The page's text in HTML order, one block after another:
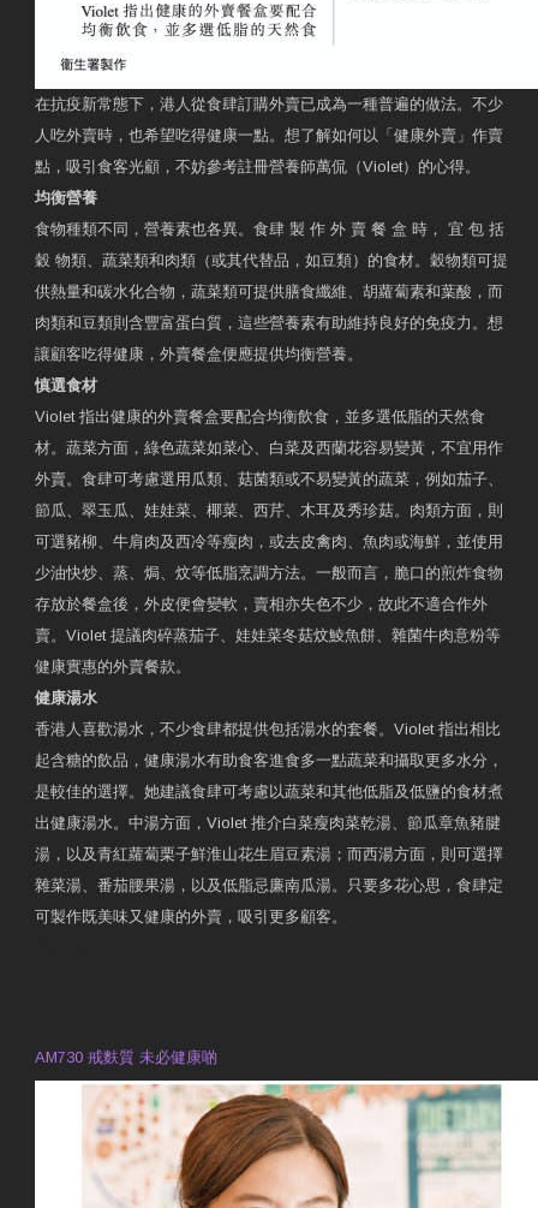
在抗疫新常態下，港人從食肆訂購外賣已成為一種普遍的做法。不少
人吃外賣時，也希望吃得健康一點。想了解如何以「健康外賣」作賣
點，吸引食客光顧，不妨參考註冊營養師萬侃（Violet）的心得。
均衡營養
食物種類不同，營養素也各異。食肆 製 作 外 賣 餐 盒 時， 宜 包 括
穀 物類、蔬菜類和肉類（或其代替品，如豆類）的食材。穀物類可提
供熱量和碳水化合物，蔬菜類可提供膳食纖維、胡蘿蔔素和葉酸，而
肉類和豆類則含豐富蛋白質，這些營養素有助維持良好的免疫力。想
讓顧客吃得健康，外賣餐盒便應提供均衡營養。
慎選食材
Violet 指出健康的外賣餐盒要配合均衡飲食，並多選低脂的天然食
材。蔬菜方面，綠色蔬菜如菜心、白菜及西蘭花容易變黃，不宜用作
外賣。食肆可考慮選用瓜類、菇菌類或不易變黃的蔬菜，例如茄子、
節瓜、翠玉瓜、娃娃菜、椰菜、西芹、木耳及秀珍菇。肉類方面，則
可選豬柳、牛肩肉及西冷等瘦肉，或去皮禽肉、魚肉或海鮮，並使用
少油快炒、蒸、焗、炆等低脂烹調方法。一般而言，脆口的煎炸食物
存放於餐盒後，外皮便會變軟，賣相亦失色不少，故此不適合作外
賣。Violet 提議肉碎蒸茄子、娃娃菜冬菇炆鯪魚餅、雜菌牛肉意粉等
健康實惠的外賣餐款。
健康湯水
香港人喜歡湯水，不少食肆都提供包括湯水的套餐。Violet 指出相比
起含糖的飲品，健康湯水有助食客進食多一點蔬菜和攝取更多水分，
是較佳的選擇。她建議食肆可考慮以蔬菜和其他低脂及低鹽的食材煮
出健康湯水。中湯方面，Violet 推介白菜瘦肉菜乾湯、節瓜章魚豬腱
湯，以及青紅蘿蔔栗子鮮淮山花生眉豆素湯；而西湯方面，則可選擇
雜菜湯、番茄腰果湯，以及低脂忌廉南瓜湯。只要多花心思，食肆定
可製作既美味又健康的外賣，吸引更多顧客。
AM730 戒麩質 未必健康啲